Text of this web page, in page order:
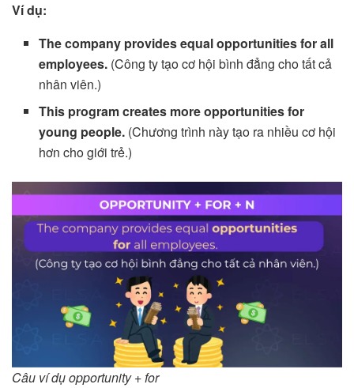
Ví dụ:
The company provides equal opportunities for all
employees. (Công ty tạo cơ hội bình đẳng cho tất cả
nhân viên.)
This program creates more opportunities for
young people. (Chương trình này tạo ra nhiều cơ hội
hơn cho giới trẻ.)
Câu ví dụ opportunity + for